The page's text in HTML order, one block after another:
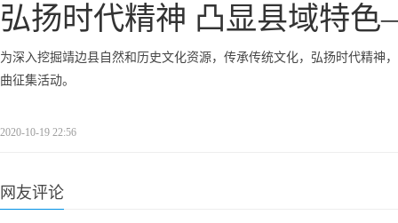
弘扬时代精神 凸显县域特
为深入挖掘靖边县自然和历史文化资源，传承传统文化，弘扬时代精神
曲征集活动。
2020-10-19 22:56
网友评论